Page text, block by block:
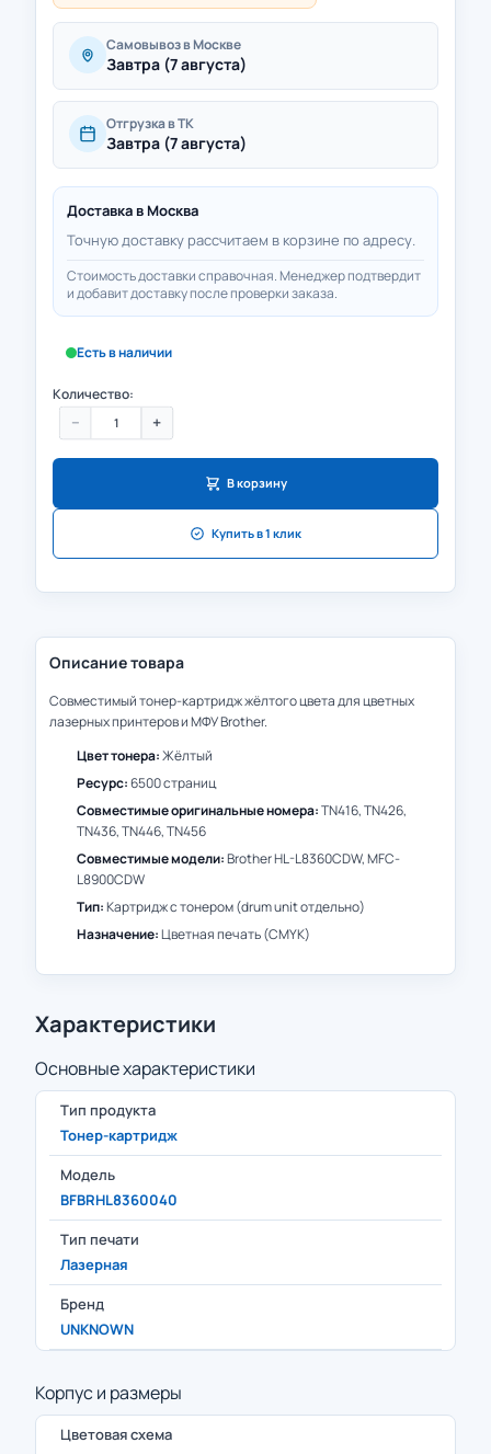
Самовывоз в Москве
Завтра (7 августа)
Отгрузка в ТК
Завтра (7 августа)
Доставка в Москва
Точную доставку рассчитаем в корзине по адресу.
Стоимость доставки справочная. Менеджер подтвердит
и добавит доставку после проверки заказа.
Есть в наличии
Количество:
− +
В корзину
Купить в 1 клик
Описание товара
Совместимый тонер-картридж жёлтого цвета для цветных
лазерных принтеров и МФУ Brother.
Цвет тонера:Жёлтый
Ресурс:6500 страниц
Совместимые оригинальные номера:TN416, TN426,
TN436, TN446, TN456
Совместимые модели:Brother HL-L8360CDW, MFC-
L8900CDW
Тип:Картридж с тонером (drum unit отдельно)
Назначение:Цветная печать (CMYK)
Характеристики
Основные характеристики
Тип продукта
Тонер-картридж
Модель
BFBRHL8360040
Тип печати
Лазерная
Бренд
UNKNOWN
Корпус и размеры
Цветовая схема